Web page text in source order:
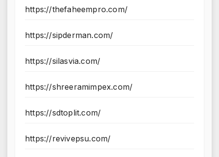
https://thefaheempro.com/
https://sipderman.com/
https://silasvia.com/
https://shreeramimpex.com/
https://sdtoplit.com/
https://revivepsu.com/